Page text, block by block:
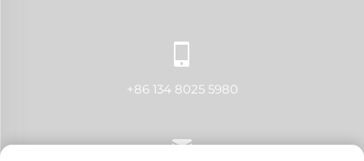
+86 134 8025 5980